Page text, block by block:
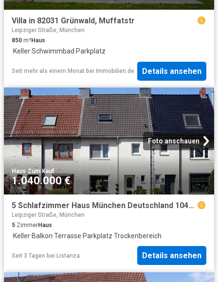
Villa in 82031 Grünwald, Muffatstr
Leipziger Straße, München
850 m²Haus
·Keller·Schwimmbad·Parkplatz
Seit mehr als einem Monat bei Immobilien.de Details ansehen
Foto anschauen
Haus·Zum Kauf
1.040.000 €
5 Schlafzimmer Haus München Deutschland 104800924
Leipziger Straße, München
5 ZimmerHaus
·Keller·Balkon·Terrasse·Parkplatz·Trockenbereich
Seit 3 Tagen bei Listanza Details ansehen